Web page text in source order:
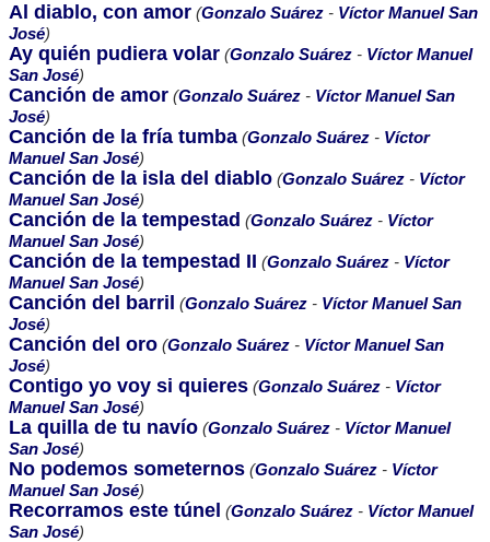
Al diablo, con amor (Gonzalo Suárez - Víctor Manuel San
José)
Ay quién pudiera volar (Gonzalo Suárez - Víctor Manuel
San José)
Canción de amor (Gonzalo Suárez - Víctor Manuel San
José)
Canción de la fría tumba (Gonzalo Suárez - Víctor
Manuel San José)
Canción de la isla del diablo (Gonzalo Suárez - Víctor
Manuel San José)
Canción de la tempestad (Gonzalo Suárez - Víctor
Manuel San José)
Canción de la tempestad II (Gonzalo Suárez - Víctor
Manuel San José)
Canción del barril (Gonzalo Suárez - Víctor Manuel San
José)
Canción del oro (Gonzalo Suárez - Víctor Manuel San
José)
Contigo yo voy si quieres (Gonzalo Suárez - Víctor
Manuel San José)
La quilla de tu navío (Gonzalo Suárez - Víctor Manuel
San José)
No podemos someternos (Gonzalo Suárez - Víctor
Manuel San José)
Recorramos este túnel (Gonzalo Suárez - Víctor Manuel
San José)